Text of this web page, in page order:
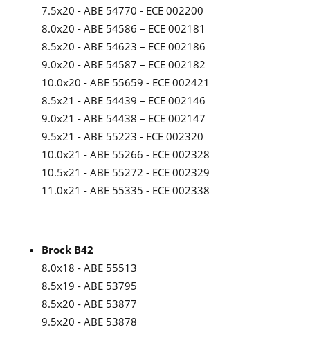
7.5x20 - ABE 54770 - ECE 002200
8.0x20 - ABE 54586 – ECE 002181
8.5x20 - ABE 54623 – ECE 002186
9.0x20 - ABE 54587 – ECE 002182
10.0x20 - ABE 55659 - ECE 002421
8.5x21 - ABE 54439 – ECE 002146
9.0x21 - ABE 54438 – ECE 002147
9.5x21 - ABE 55223 - ECE 002320
10.0x21 - ABE 55266 - ECE 002328
10.5x21 - ABE 55272 - ECE 002329
11.0x21 - ABE 55335 - ECE 002338
Brock B42
8.0x18 - ABE 55513
8.5x19 - ABE 53795
8.5x20 - ABE 53877
9.5x20 - ABE 53878